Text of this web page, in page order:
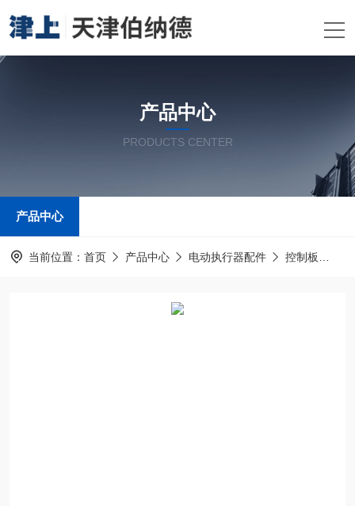
产品中心
PRODUCTS CENTER
产品中心
当前位置： 首页 产品中心 电动执行器配件 控制板